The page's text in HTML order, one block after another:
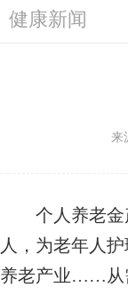
健康新闻
来
个人养老金产
人，为老年人
养老产业……从